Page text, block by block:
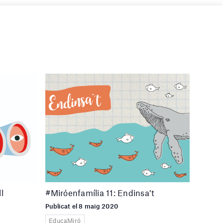
#Miróenfamília 11: Endinsa’t
Publicat el 8 maig 2020
EducaMiró